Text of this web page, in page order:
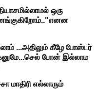
ஒரு
...அதிலும் கீழே போஸ்டர்
போன் இல்லாம
மாதிரி எல்லாரும்